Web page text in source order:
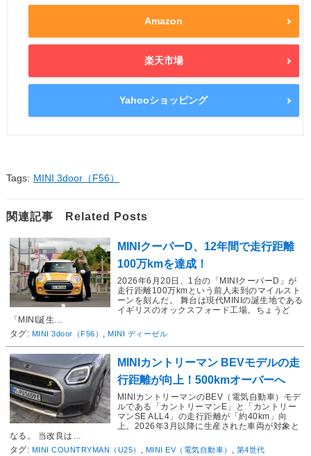
Amazon
楽天市場
Yahooショッピング
Tags: MINI 3door（F56）
関連記事 Related Posts
MINIクーパーD、12年間で走行距離
100万kmを達成！
2026年6月20日、1台の「MINIクーパーD」が
走行距離100万kmという前人未到のマイルスト
ーンを刻んだ。 舞台は現代MINIの誕生地である
イギリスのオックスフォード工場。ちょうど
「MINI誕生…
タグ: MINI 3door（F56） ,MINI ディーゼル
MINIカントリーマン BEVモデルの走
行距離が向上！500kmオーバーへ
MINIカントリーマンのBEV（電気自動車）モデ
ルである「カントリーマンE」と「カントリー
マンSE ALL4」の走行距離が「約40km」向
上。2026年3月以降に生産された車両が対象と
なる。 当改良は…
タグ: MINI COUNTRYMAN（U25） , MINI EV（電気自動車） , 第4世代